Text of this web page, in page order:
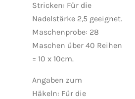
Stricken: Für die
Nadelstärke 2,5 geeignet.
Maschenprobe: 28
Maschen über 40 Reihen
= 10 x 10cm.
Angaben zum
Häkeln: Für die